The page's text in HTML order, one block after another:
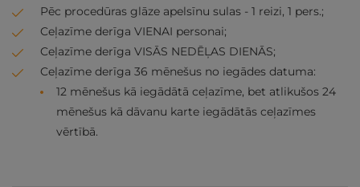
Pēc procedūras glāze apelsīnu sulas - 1 reizi, 1 pers.;
Ceļazīme derīga VIENAI personai;
Ceļazīme derīga VISĀS NEDĒĻAS DIENĀS;
Ceļazīme derīga 36 mēnešus no iegādes datuma:
12 mēnešus kā iegādātā ceļazīme, bet atlikušos 24
mēnešus kā dāvanu karte iegādātās ceļazīmes
vērtībā.